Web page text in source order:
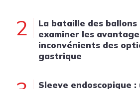
2
La bataille des
examiner les
inconvénients des
gastrique
Sleeve endoscopique